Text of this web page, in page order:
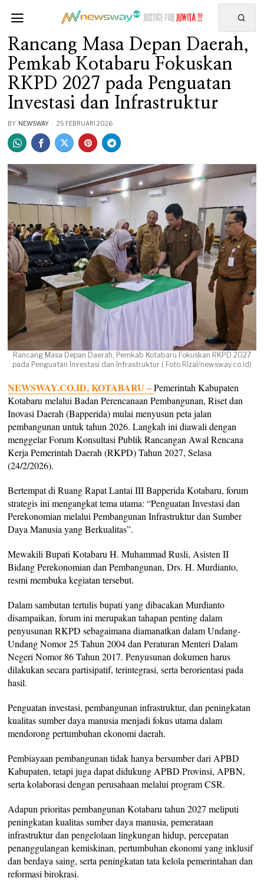
Rancang Masa Depan Daerah,
Pemkab Kotabaru Fokuskan
RKPD 2027 pada Penguatan
Investasi dan Infrastruktur
BY NEWSWAY 25 FEBRUARI 2026
Rancang Masa Depan Daerah, Pemkab Kotabaru Fokuskan RKPD 2027
pada Penguatan Investasi dan Infrastruktur ( Foto Rizal/newsway.co.id)
NEWSWAY.CO.ID, KOTABARU – Pemerintah Kabupaten
Kotabaru melalui Badan Perencanaan Pembangunan, Riset dan
Inovasi Daerah (Bapperida) mulai menyusun peta jalan
pembangunan untuk tahun 2026. Langkah ini diawali dengan
menggelar Forum Konsultasi Publik Rancangan Awal Rencana
Kerja Pemerintah Daerah (RKPD) Tahun 2027, Selasa
(24/2/2026).
Bertempat di Ruang Rapat Lantai III Bapperida Kotabaru, forum
strategis ini mengangkat tema utama: “Penguatan Investasi dan
Perekonomian melalui Pembangunan Infrastruktur dan Sumber
Daya Manusia yang Berkualitas”.
Mewakili Bupati Kotabaru H. Muhammad Rusli, Asisten II
Bidang Perekonomian dan Pembangunan, Drs. H. Murdianto,
resmi membuka kegiatan tersebut.
Dalam sambutan tertulis bupati yang dibacakan Murdianto
disampaikan, forum ini merupakan tahapan penting dalam
penyusunan RKPD sebagaimana diamanatkan dalam Undang-
Undang Nomor 25 Tahun 2004 dan Peraturan Menteri Dalam
Negeri Nomor 86 Tahun 2017. Penyusunan dokumen harus
dilakukan secara partisipatif, terintegrasi, serta berorientasi pada
hasil.
Penguatan investasi, pembangunan infrastruktur, dan peningkatan
kualitas sumber daya manusia menjadi fokus utama dalam
mendorong pertumbuhan ekonomi daerah.
Pembiayaan pembangunan tidak hanya bersumber dari APBD
Kabupaten, tetapi juga dapat didukung APBD Provinsi, APBN,
serta kolaborasi dengan perusahaan melalui program CSR.
Adapun prioritas pembangunan Kotabaru tahun 2027 meliputi
peningkatan kualitas sumber daya manusia, pemerataan
infrastruktur dan pengelolaan lingkungan hidup, percepatan
penanggulangan kemiskinan, pertumbuhan ekonomi yang inklusif
dan berdaya saing, serta peningkatan tata kelola pemerintahan dan
reformasi birokrasi.